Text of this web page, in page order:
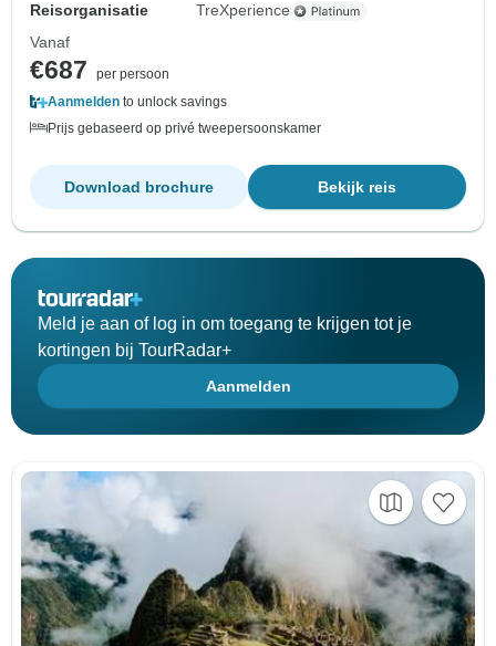
Reisorganisatie
TreXperience
Vanaf
€687
per persoon
Aanmelden to unlock savings
Prijs gebaseerd op privé tweepersoonskamer
Bekijk reis
Download brochure
Meld je aan of log in om toegang te krijgen tot je
kortingen bij TourRadar+
Aanmelden